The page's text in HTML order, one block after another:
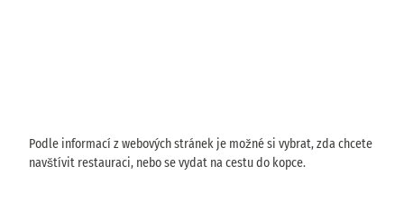
Podle informací z webových stránek je možné si vybrat, zda chcete
navštívit restauraci, nebo se vydat na cestu do kopce.